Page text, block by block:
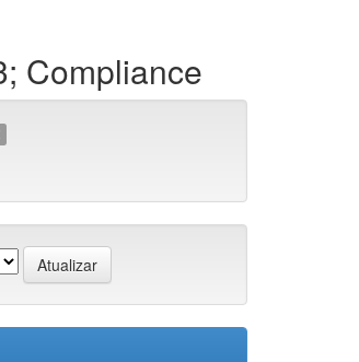
Compliance